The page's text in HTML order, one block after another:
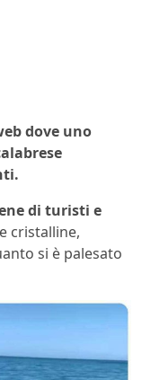
dove uno
di turisti e
cristalline,
si è palesato